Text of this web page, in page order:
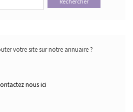
votre site sur notre annuaire ?
nous ici